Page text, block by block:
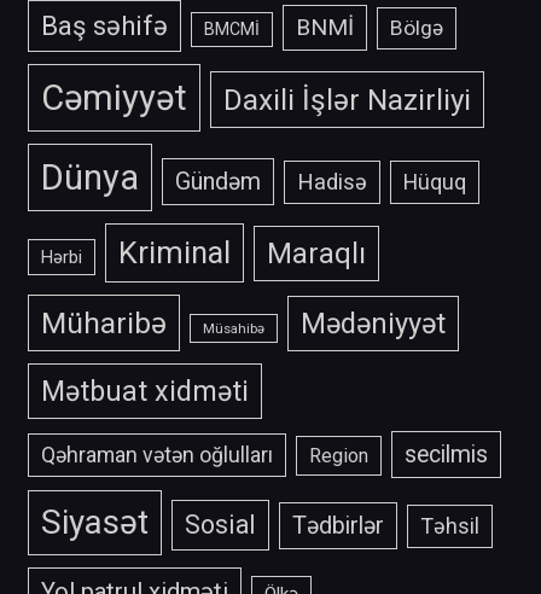
Baş səhifə BMCMİ BNMİ Bölgə
Cəmiyyət Daxili İşlər Nazirliyi
Dünya Gündəm Hadisə Hüquq
Hərbi Kriminal Maraqlı
Müharibə Müsahibə
Mədəniyyət
Mətbuat xidməti
Qəhraman vətən oğlulları Region secilmis
Siyasət Sosial Tədbirlər Təhsil